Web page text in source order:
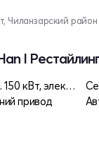
Чиланзарский район
I Рестайлинг
204 л.c. 150 кВт, электро
привод